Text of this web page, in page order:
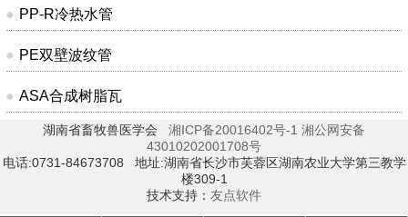
PP-R冷热水管
PE双壁波纹管
ASA合成树脂瓦
湖南省畜牧兽医学会 湘ICP备20016402号-1 湘公网安备
43010202001708号
电话:0731-84673708 地址:湖南省长沙市芙蓉区湖南农业大学第三教学
楼309-1
技术支持： 友点软件